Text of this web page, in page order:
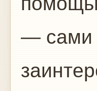
— сами